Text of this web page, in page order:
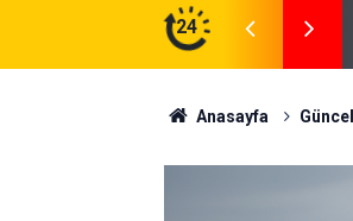
24
Gerekenler: Telegram Gruplarında Daha
Anasayfa Güncel